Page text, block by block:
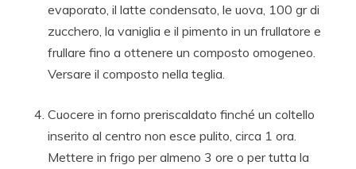
evaporato, il latte condensato, le uova, 100 gr di
zucchero, la vaniglia e il pimento in un frullatore e
frullare fino a ottenere un composto omogeneo.
Versare il composto nella teglia.
Cuocere in forno preriscaldato finché un coltello
inserito al centro non esce pulito, circa 1 ora.
Mettere in frigo per almeno 3 ore o per tutta la